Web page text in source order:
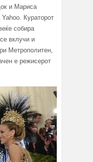
и Мариса
Кураторот
собира
вклучи и
Метрополитен,
е режисерот